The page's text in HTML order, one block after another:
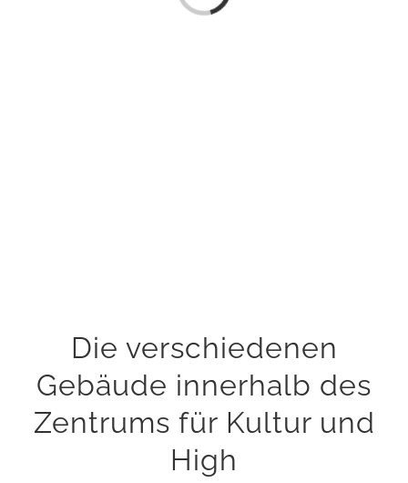
Die verschiedenen
Gebäude innerhalb des
Zentrums für Kultur und
High